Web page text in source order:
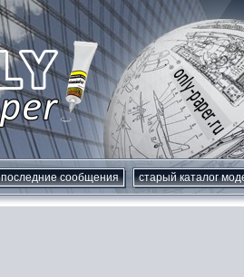
последние сообщения старый каталог